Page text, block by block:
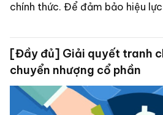
chính thức. Để đảm bảo hiệu
soạn thảo hợp đồng nguyên tắc.
[Đầy đủ] Giải quyết tranh
chuyển nhượng cổ phần